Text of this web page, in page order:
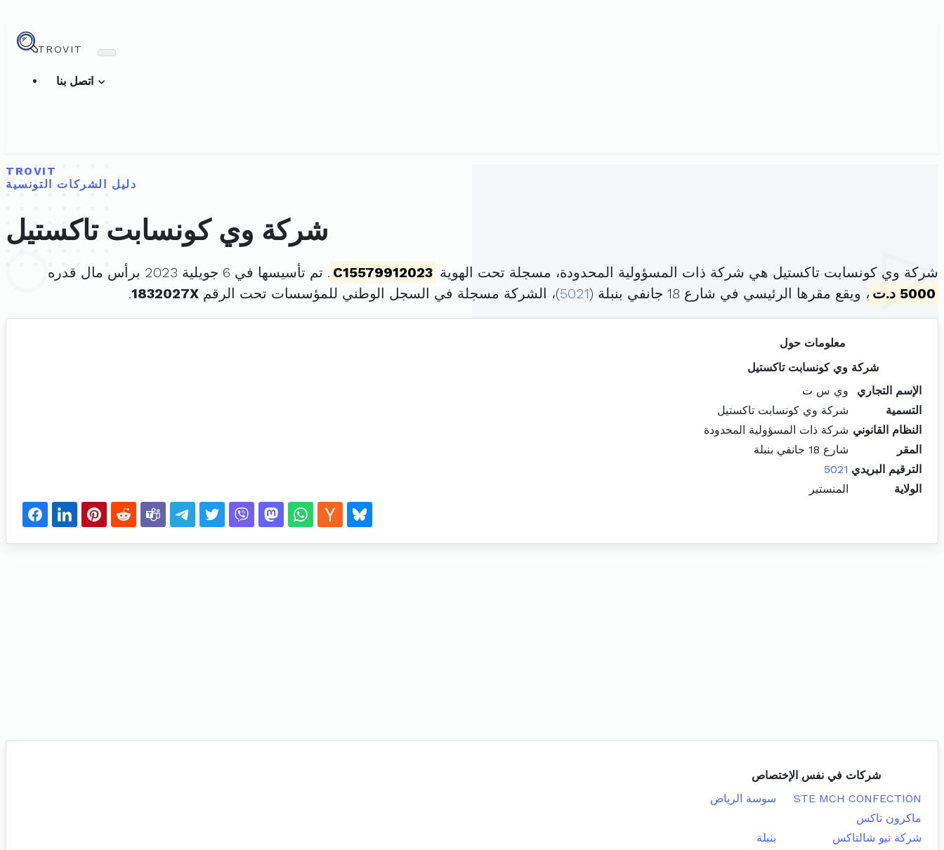
TROVIT
TROVIT
دليل الشركات التونسية
شركة وي كونسابت تاكستيل
شركة وي كونسابت تاكستيل هي شركة ذات المسؤولية المحدودة، مسجلة تحت الهوية C15579912023 . تم تأسيسها في 6 جويلية 2023 برأس مال قدره
5000 د.ت
، ويقع مقرها الرئيسي في شارع 18 جانفي بنبلة ( 5021)، الشركة مسجلة في السجل الوطني للمؤسسات تحت الرقم 1832027X
.
معلومات حول
شركة وي كونسابت تاكستيل
الإسم التجاري
وي س ت
التسمية
شركة وي كونسابت تاكستيل
النظام القانوني شركة ذات المسؤولية المحدودة
المقر
شارع 18 جانفي بنبلة
الترقيم البريدي 5021
الولاية
المنستير
شركات في نفس الإختصاص
STE MCH CONFECTION
سوسة الرياض
ماكرون تاكس
شركة نيو شالتاكس
بنبلة